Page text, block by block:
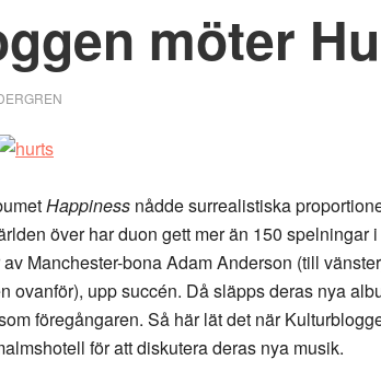
möter
Happiness nådde surrealistiska
över har duon gett mer än 150 spelningar
Manchester-bona Adam Anderson (till
ovanför), upp succén. Då släpps deras nya
föregångaren. Så här lät det när
för att diskutera deras nya musik.